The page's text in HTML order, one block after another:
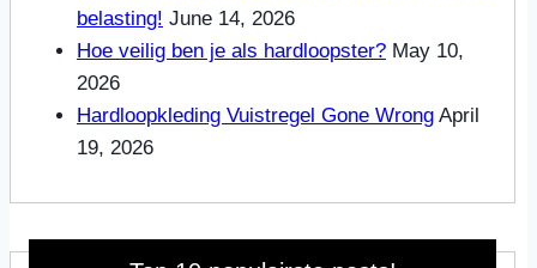
belasting! June 14, 2026
Hoe veilig ben je als hardloopster? May 10,
2026
Hardloopkleding Vuistregel Gone Wrong April
19, 2026